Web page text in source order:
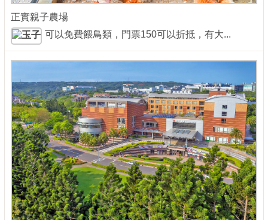
正實親子農場
可以免費餵鳥類，門票150可以折抵，有大...